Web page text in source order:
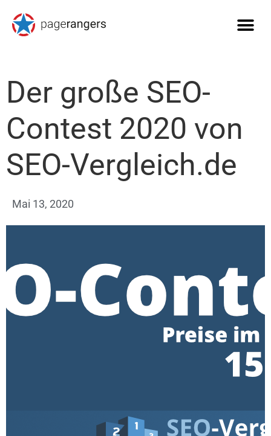
Der große SEO-
Contest 2020 von
SEO-Vergleich.de
Mai 13, 2020